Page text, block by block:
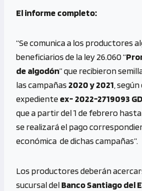
El informe completo:
“Se comunica a los productores
beneficiarios de la ley 26.060 “
de algodón” que recibieron
las campañas 2020 y 2021 ,
expedienteex- 2022-2719093
que a partir del 1 de febrero hasta
se realizará el pago
económica de dichas campañas”.
Los productores deberán
sucursal delBanco Santiago del